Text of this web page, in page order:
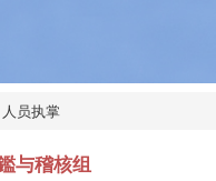
人员执掌
与稽核组